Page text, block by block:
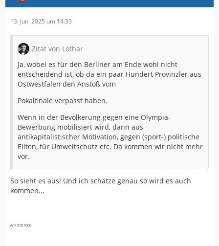
13. Juni 2025 um 14:33
Zitat von Lothar
Ja, wobei es für den Berliner am Ende wohl nicht
entscheidend ist, ob da ein paar Hundert Provinzler aus
Ostwestfalen den Anstoß vom
Pokalfinale verpasst haben.
Wenn in der Bevölkerung gegen eine Olympia-
Bewerbung mobilisiert wird, dann aus
antikapitalistischer Motivation, gegen (sport-) politische
Eliten, für Umweltschutz etc. Da kommen wir nicht mehr
vor.
So sieht es aus! Und ich schätze genau so wird es auch
kommen...